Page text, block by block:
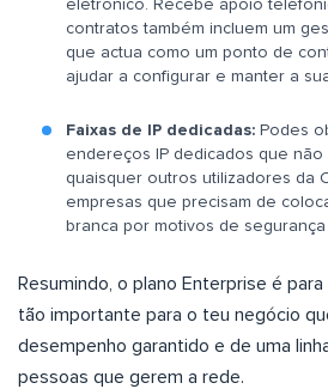
eletrónico. Recebe apoio
contratos também incluem um
que actua como um ponto de
ajudar a configurar e manter a
Faixas de IP dedicadas: Podes
endereços IP dedicados que não
quaisquer outros utilizadores da
empresas que precisam de
branca por motivos de
Resumindo, o plano Enterprise é
tão importante para o teu negócio
desempenho garantido e de uma
pessoas que gerem a rede.